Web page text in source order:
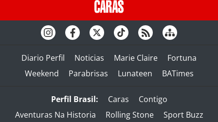
Diario Perfil Noticias Marie Claire
Fortuna
Weekend
Parabrisas Lunateen BATimes
Perfil Brasil: Caras
Contigo
Aventuras Na Historia
Rolling Stone Sport Buzz